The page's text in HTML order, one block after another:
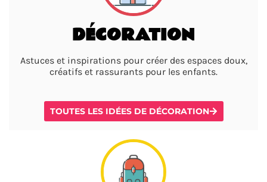
DÉCORATION
Astuces et inspirations pour créer des espaces doux,
créatifs et rassurants pour les enfants.
TOUTES LES IDÉES DE DÉCORATION